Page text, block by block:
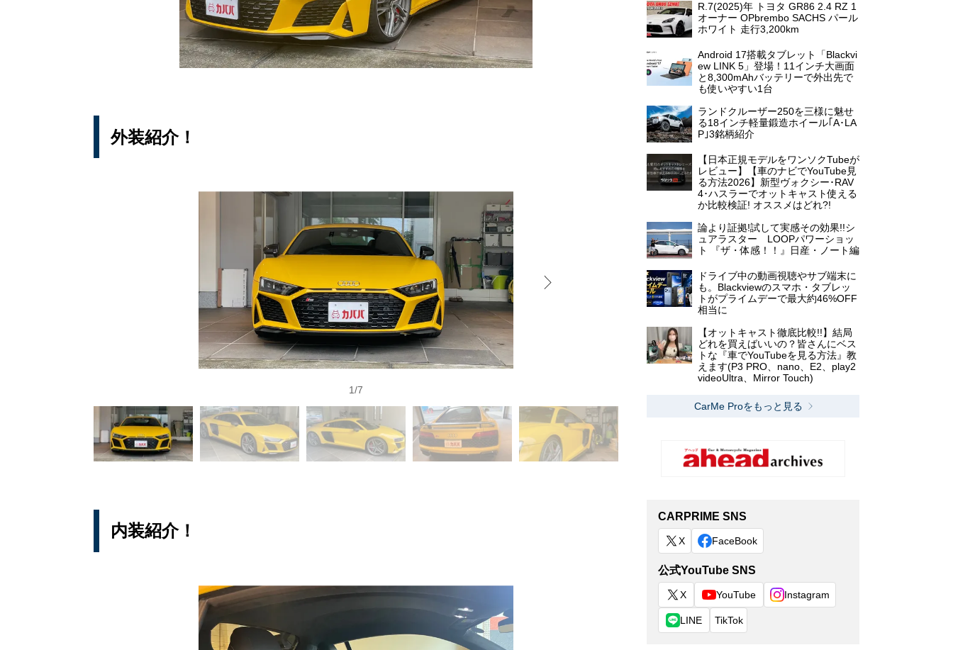
外装紹介！
1/7
内装紹介！
R.7(2025)年 トヨタ GR86 2.4 RZ 1
オーナー OPbrembo SACHS パール
ホワイト 走行3,200km
Android 17搭載タブレット「Blackvi
ew LINK 5」登場！11インチ大画面
と8,300mAhバッテリーで外出先で
も使いやすい1台
ランドクルーザー250を三様に魅せ
る18インチ軽量鍛造ホイール｢A･LA
P｣3銘柄紹介
【日本正規モデルをワンソクTubeが
レビュー】【車のナビでYouTube見
る方法2026】新型ヴォクシー･RAV
4･ハスラーでオットキャスト使える
か比較検証! オススメはどれ?!
論より証拠!試して実感その効果!!シ
ュアラスター LOOPパワーショッ
ト 『ザ・体感！！』日産・ノート編
ドライブ中の動画視聴やサブ端末に
も。Blackviewのスマホ・タブレッ
トがプライムデーで最大約46%OFF
相当に
【オットキャスト徹底比較!!】結局
どれを買えばいいの？皆さんにベス
トな『車でYouTubeを見る方法』教
えます(P3 PRO、nano、E2、play2
videoUltra、Mirror Touch)
CarMe Proをもっと見る
CARPRIME SNS
X FaceBook
公式YouTube SNS
X YouTube Instagram
LINE TikTok